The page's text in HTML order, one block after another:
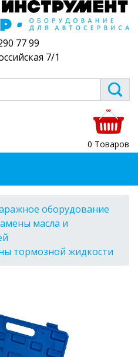
77 99
7/1
0 Товаров
оборудование
масла и
тормозной жидкости